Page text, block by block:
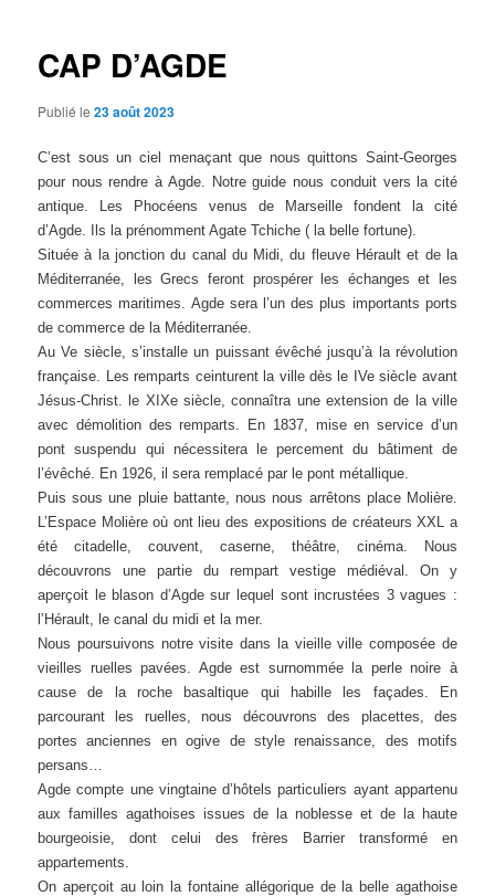
CAP D’AGDE
Publié le23 août 2023
C’est sous un ciel menaçant que nous quittons Saint-Georges
pour nous rendre à Agde. Notre guide nous conduit vers la cité
antique. Les Phocéens venus de Marseille fondent la cité
d’Agde. Ils la prénomment Agate Tchiche ( la belle fortune).
Située à la jonction du canal du Midi, du fleuve Hérault et de la
Méditerranée, les Grecs feront prospérer les échanges et les
commerces maritimes. Agde sera l’un des plus importants ports
de commerce de la Méditerranée.
Au Ve siècle, s’installe un puissant évêché jusqu’à la révolution
française. Les remparts ceinturent la ville dès le IVe siècle avant
Jésus-Christ. le XIXe siècle, connaîtra une extension de la ville
avec démolition des remparts. En 1837, mise en service d’un
pont suspendu qui nécessitera le percement du bâtiment de
l’évêché. En 1926, il sera remplacé par le pont métallique.
Puis sous une pluie battante, nous nous arrêtons place Molière.
L’Espace Molière où ont lieu des expositions de créateurs XXL a
été citadelle, couvent, caserne, théâtre, cinéma. Nous
découvrons une partie du rempart vestige médiéval. On y
aperçoit le blason d’Agde sur lequel sont incrustées 3 vagues :
l’Hérault, le canal du midi et la mer.
Nous poursuivons notre visite dans la vieille ville composée de
vieilles ruelles pavées. Agde est surnommée la perle noire à
cause de la roche basaltique qui habille les façades. En
parcourant les ruelles, nous découvrons des placettes, des
portes anciennes en ogive de style renaissance, des motifs
persans…
Agde compte une vingtaine d’hôtels particuliers ayant appartenu
aux familles agathoises issues de la noblesse et de la haute
bourgeoisie, dont celui des frères Barrier transformé en
appartements.
On aperçoit au loin la fontaine allégorique de la belle agathoise